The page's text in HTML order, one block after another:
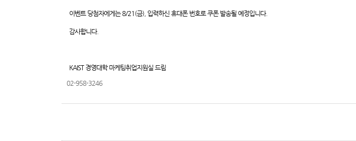
이벤트 당첨자에게는 8/21(금), 입력하신 휴대폰 번호로 쿠폰 발송될 예정입니다.
감사합니다.
KAIST 경영대학 마케팅취업지원실 드림
02-958-3246